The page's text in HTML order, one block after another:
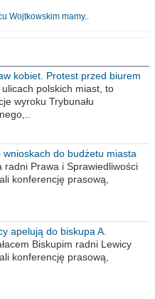
Wojtkowskim mamy..
kobiet. Protest przed biurem
polskich miast, to
wyroku Trybunału
wnioskach do budżetu miasta
radni Prawa i Sprawiedliwości
konferencję prasową,
apelują do biskupa A.
Biskupim radni Lewicy
konferencję prasową,